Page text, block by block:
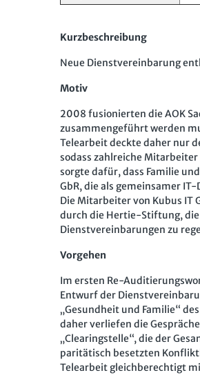
Kurzbeschreibung
Neue Dienstvereinbarung
Motiv
2008 fusionierten die AOK
zusammengeführt werden
Telearbeit deckte daher nur
sodass zahlreiche
sorgte dafür, dass Familie
GbR, die als gemeinsamer
Die Mitarbeiter von Kubus IT
durch die Hertie-Stiftung, die
Dienstvereinbarungen zu
Vorgehen
Im ersten Re-
Entwurf der
„Gesundheit und Familie“
daher verliefen die
„Clearingstelle“, die der
paritätisch besetzten
Telearbeit gleichberechtigt